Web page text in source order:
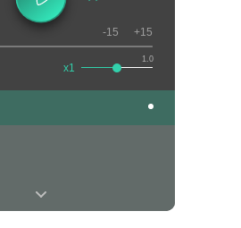
1.0
x1
-15 +15